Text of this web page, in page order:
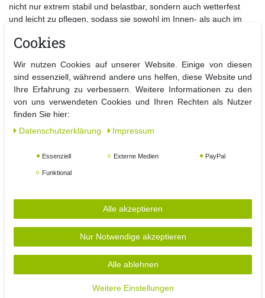
nicht nur extrem stabil und belastbar, sondern auch wetterfest
und leicht zu pflegen, sodass sie sowohl im Innen- als auch im
Beschichtung verleiht ihr darüber hinaus eine moderne und
Das dicke Polster sorgt für unvergleichlichen Sitz- und
Liegekomfort, während das zusätzliche Kopfkissen Ihren Kopf und
Nacken optimal stützt und so für eine noch angenehmere
Entspannung sorgt.
Ob als komfortable Liege zum Ausruhen und Energie tanken oder
Entspannungsecke – diese 2 in 1 Lösung erfüllt alle Wünsche.
Besondere Highlights dieser
Relaxsessel / Ruhesessel Kombination sind die einfache
und die schnelle Umwandlungsfähigkeit. Mit nur wenigen
Handgriffen verwandeln Sie die Liege in einen Sessel und
umgekehrt, ganz nach Ihren aktuellen Bedürfnissen und
Wünschen.
zusätzliche Schlafgelegenheit für Gäste – dieses vielseitige
Cookies
Wir nutzen Cookies auf unserer Website. Einige von diesen
sind essenziell, während andere uns helfen, diese Website und
Ihre Erfahrung zu verbessern. Weitere Informationen zu den
von uns verwendeten Cookies und Ihren Rechten als Nutzer
finden Sie hier:
Daten­schutz­erklärung
Impressum
Essenziell Externe Medien PayPal
Funktional
Alle akzeptieren
Nur Notwendige akzeptieren
Alle ablehnen
Weitere Einstellungen